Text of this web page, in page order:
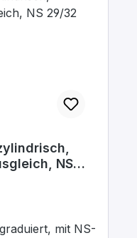
NS
mit NS-